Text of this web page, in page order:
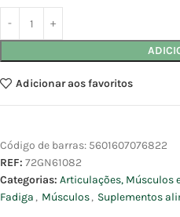
Adicionar aos favoritos
Código de barras: 5601607076822
REF: 72GN61082
Categorias: Articulações, Músculos
Fadiga , Músculos, Suplementos